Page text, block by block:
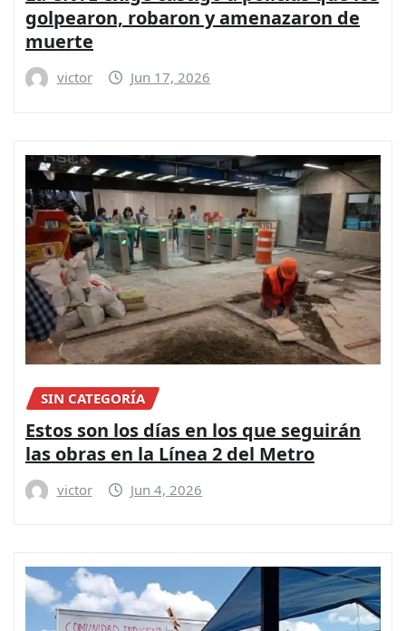
golpearon, robaron y amenazaron de
muerte
victor Jun 17, 2026
SIN CATEGORÍA
Estos son los días en los que seguirán
las obras en la Línea 2 del Metro
victor Jun 4, 2026